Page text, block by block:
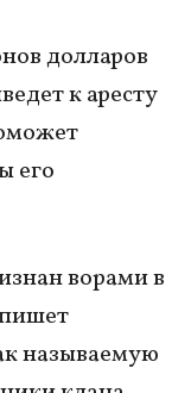
долларов
к аресту
его
ворами в
называемую